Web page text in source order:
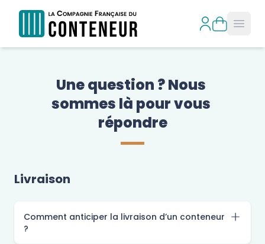
Une question ? Nous
sommes là pour vous
répondre
Livraison
Comment anticiper la livraison d’un conteneur
?